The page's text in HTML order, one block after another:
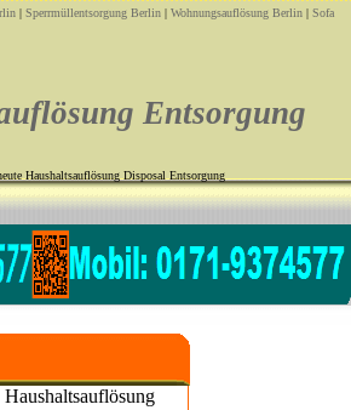
| Sperrmüllentsorgung Berlin | Wohnungsauflösung Berlin | Sofa
Entsorgung
Haushaltsauflösung Disposal Entsorgung
Haushaltsauflösung